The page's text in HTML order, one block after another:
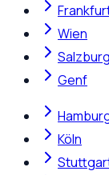
Wien
Salzburg
Genf
Köln